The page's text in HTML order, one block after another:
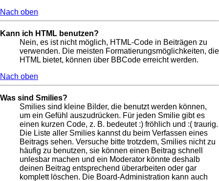
Nach oben
Kann ich HTML benutzen?
Nein, es ist nicht möglich, HTML-Code in Beiträgen zu
verwenden. Die meisten Formatierungsmöglichkeiten, die
HTML bietet, können über BBCode erreicht werden.
Nach oben
Was sind Smilies?
Smilies sind kleine Bilder, die benutzt werden können,
um ein Gefühl auszudrücken. Für jeden Smilie gibt es
einen kurzen Code, z. B. bedeutet :) fröhlich und :( traurig.
Die Liste aller Smilies kannst du beim Verfassen eines
Beitrags sehen. Versuche bitte trotzdem, Smilies nicht zu
häufig zu benutzen, sie können einen Beitrag schnell
unlesbar machen und ein Moderator könnte deshalb
deinen Beitrag entsprechend überarbeiten oder gar
komplett löschen. Die Board-Administration kann auch